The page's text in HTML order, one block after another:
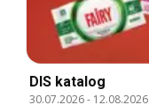
DIS katalog
30.07.2026- 12.08.2026